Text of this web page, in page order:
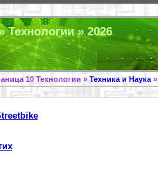
Технологии » 2026
10 Технологии »Техника и Наука»